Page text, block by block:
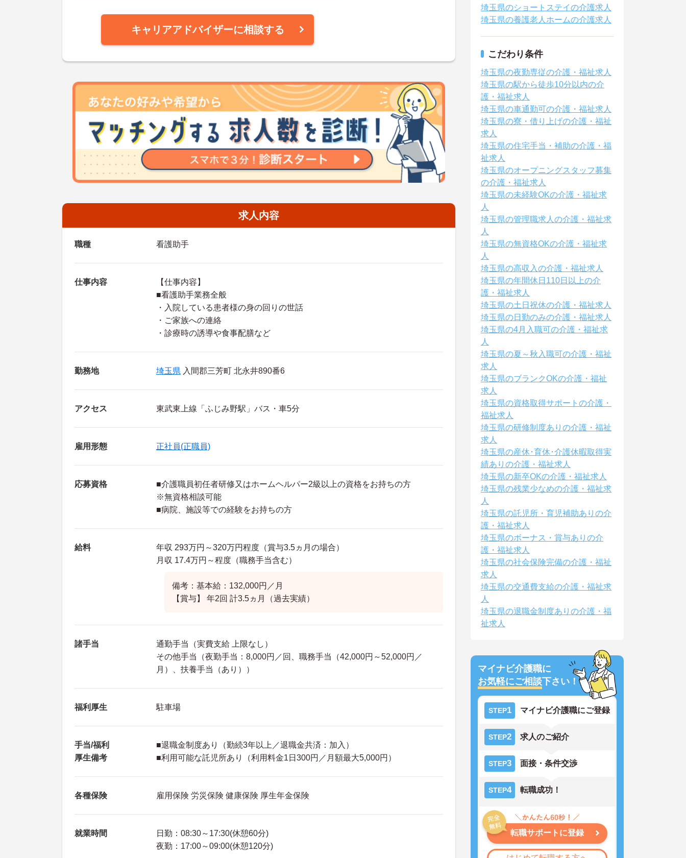
キャリアアドバイザーに相談する
求人内容
職種 看護助手
仕事内容
【仕事内容】
■看護助手業務全般
・入院している患者様の身の回りの世話
・ご家族への連絡
・診療時の誘導や食事配膳など
勤務地 埼玉県 入間郡三芳町 北永井890番6
アクセス 東武東上線「ふじみ野駅」バス・車5分
雇用形態 正社員(正職員)
応募資格
■介護職員初任者研修又はホームヘルパー2級以上の資格をお持ちの方
※無資格相談可能
■病院、施設等での経験をお持ちの方
給料
年収 293万円～320万円程度（賞与3.5ヵ月の場合）
月収 17.4万円～程度（職務手当含む）
備考：基本給：132,000円／月
【賞与】 年2回 計3.5ヵ月（過去実績）
諸手当
通勤手当（実費支給 上限なし）
その他手当（夜勤手当：8,000円／回、職務手当（42,000円～52,000円／
月）、扶養手当（あり））
福利厚生 駐車場
手当/福利
厚生備考
■退職金制度あり（勤続3年以上／退職金共済：加入）
■利用可能な託児所あり（利用料金1日300円／月額最大5,000円）
各種保険 雇用保険 労災保険 健康保険 厚生年金保険
就業時間
日勤：08:30～17:30(休憩60分)
夜勤：17:00～09:00(休憩120分)
埼玉県のショートステイの介護求人
埼玉県の養護老人ホームの介護求人
こだわり条件
埼玉県の夜勤専従の介護・福祉求人
埼玉県の駅から徒歩10分以内の介
護・福祉求人
埼玉県の車通勤可の介護・福祉求人
埼玉県の寮・借り上げの介護・福祉
求人
埼玉県の住宅手当・補助の介護・福
祉求人
埼玉県のオープニングスタッフ募集
の介護・福祉求人
埼玉県の未経験OKの介護・福祉求
人
埼玉県の管理職求人の介護・福祉求
人
埼玉県の無資格OKの介護・福祉求
人
埼玉県の高収入の介護・福祉求人
埼玉県の年間休日110日以上の介
護・福祉求人
埼玉県の土日祝休の介護・福祉求人
埼玉県の日勤のみの介護・福祉求人
埼玉県の4月入職可の介護・福祉求
人
埼玉県の夏～秋入職可の介護・福祉
求人
埼玉県のブランクOKの介護・福祉
求人
埼玉県の資格取得サポートの介護・
福祉求人
埼玉県の研修制度ありの介護・福祉
求人
埼玉県の産休･育休･介護休暇取得実
績ありの介護・福祉求人
埼玉県の新卒OKの介護・福祉求人
埼玉県の残業少なめの介護・福祉求
人
埼玉県の託児所・育児補助ありの介
護・福祉求人
埼玉県のボーナス・賞与ありの介
護・福祉求人
埼玉県の社会保険完備の介護・福祉
求人
埼玉県の交通費支給の介護・福祉求
人
埼玉県の退職金制度ありの介護・福
祉求人
マイナビ介護職に
お気軽にご相談下さい！
STEP1 マイナビ介護職にご登録
STEP2 求人のご紹介
STEP3 面接・条件交渉
STEP4 転職成功！
転職サポートに登録